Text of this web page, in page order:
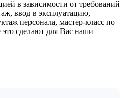
в зависимости от требований
ввод в эксплуатацию,
персонала, мастер-класс по
это сделают для Вас наши